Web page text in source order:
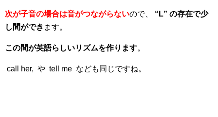
次が子音の場合は音がつながらないので、
“L” の存在で少
し間ができ ます。
この間が英語らしいリズムを作ります。
call her, や tell me なども同じですね。